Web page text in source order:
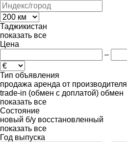
Таджикистан
показать все
Цена
–
Тип объявления
продажа аренда от производителя
trade-in (обмен с доплатой) обмен
показать все
Состояние
новый б/у восстановленный
показать все
Год выпуска